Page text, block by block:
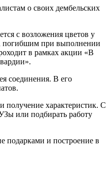
о своих дембельских
с возложения цветов у
погибшим при выполнении
в рамках акции «В
соединения. В его
характеристик. С
или подбирать работу
подарками и построение в